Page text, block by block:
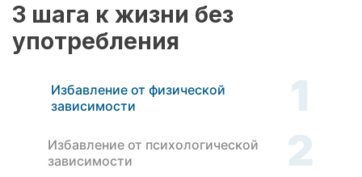
3 шага к жизни без
употребления
Избавление от физической
зависимости
1
Избавление от психологической
зависимости
2